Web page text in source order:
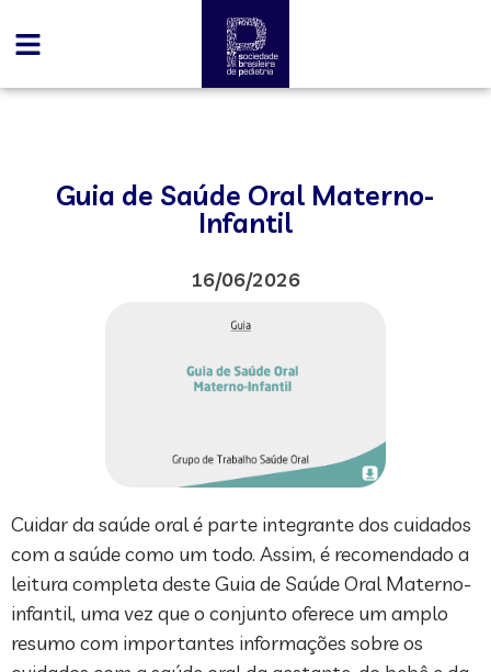
Guia de Saúde Oral Materno-
Infantil
16/06/2026
Cuidar da saúde oral é parte integrante dos cuidados
com a saúde como um todo. Assim, é recomendado a
leitura completa deste Guia de Saúde Oral Materno-
infantil, uma vez que o conjunto oferece um amplo
resumo com importantes informações sobre os